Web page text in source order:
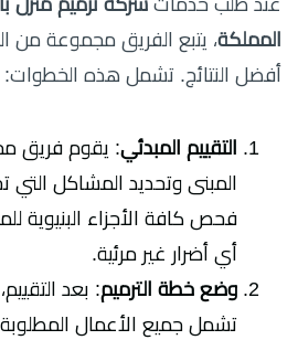
المملكة، يتبع الفريق مجموعة من
أفضل النتائج. تشمل هذه الخطوات:
التقييم المبدئي: يقوم فريق
المبنى وتحديد المشاكل التي
فحص كافة الأجزاء البنيوية
أي أضرار غير مرئية.
وضع خطة الترميم: بعد
تشمل جميع الأعمال المطلوبة